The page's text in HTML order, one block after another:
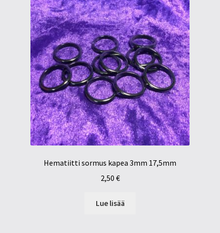
Hematiitti sormus kapea 3mm 17,5mm
2,50 €
Lue lisää